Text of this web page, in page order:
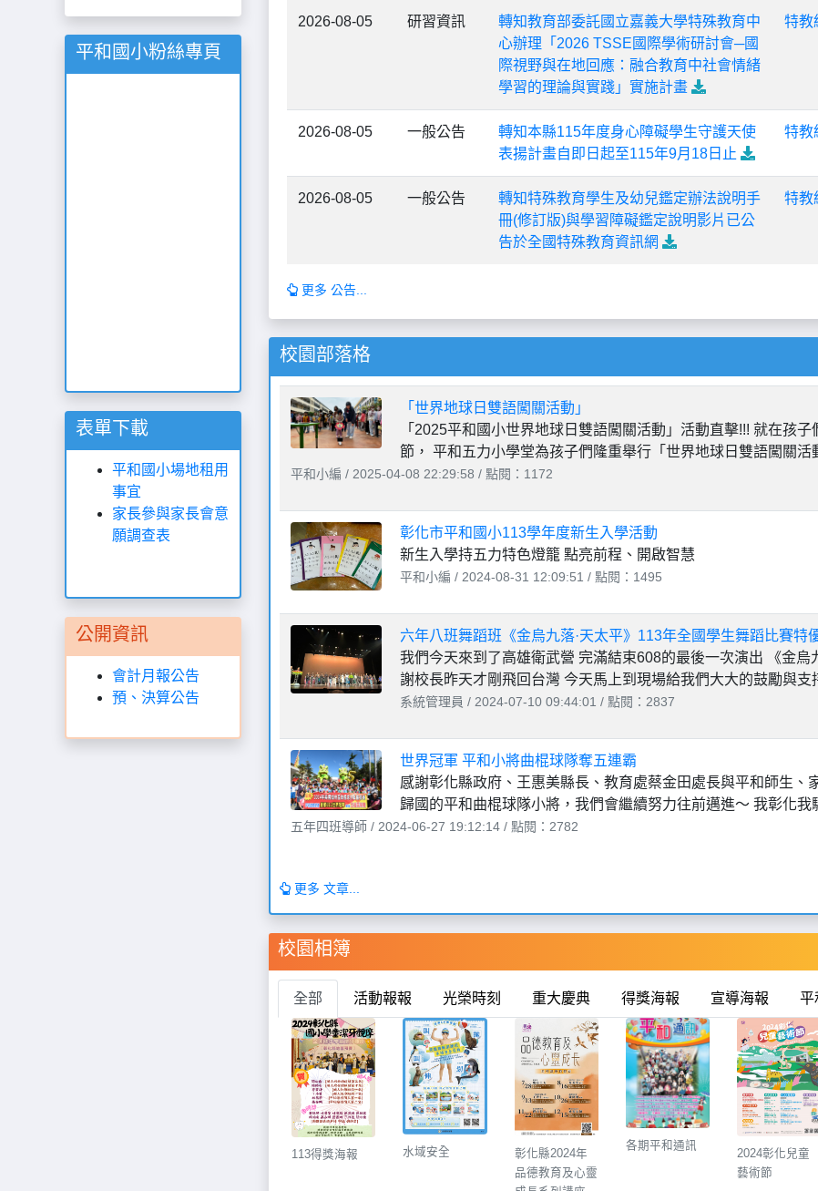
平和國小粉絲專頁
表單下載
平和國小場地租用
事宜
家長參與家長會意
願調查表
公開資訊
會計月報公告
預、決算公告
2026-08-05 研習資訊
轉知教育部委託國立嘉義大學特殊教育中
心辦理「2026 TSSE國際學術研討會─國
際視野與在地回應：融合教育中社會情緒
學習的理論與實踐」實施計畫
特教
2026-08-05 一般公告
轉知本縣115年度身心障礙學生守護天使
表揚計畫自即日起至115年9月18日止
特教
2026-08-05 一般公告
轉知特殊教育學生及幼兒鑑定辦法說明手
冊(修訂版)與學習障礙鑑定說明影片已公
告於全國特殊教育資訊網
特教
更多 公告...
校園部落格
「世界地球日雙語闖關活動」
「2025平和國小世界地球日雙語闖關活動」活動直擊!!! 就在孩
節， 平和五力小學堂為孩子們隆重舉行「世界地球日雙語闖關活
平和小編 / 2025-04-08 22:29:58 / 點閱：1172
彰化市平和國小113學年度新生入學活動
新生入學持五力特色燈籠 點亮前程、開啟智慧
平和小編 / 2024-08-31 12:09:51 / 點閱：1495
六年八班舞蹈班《金烏九落·天太平》113年全國學生舞蹈比賽特
我們今天來到了高雄衛武營 完滿結束608的最後一次演出 《金烏
謝校長昨天才剛飛回台灣 今天馬上到現場給我們大大的鼓勵與支
系統管理員 / 2024-07-10 09:44:01 / 點閱：2837
世界冠軍 平和小將曲棍球隊奪五連霸
感謝彰化縣政府、王惠美縣長、教育處蔡金田處長與平和師生、
歸國的平和曲棍球隊小將，我們會繼續努力往前邁進～ 我彰化我
五年四班導師 / 2024-06-27 19:12:14 / 點閱：2782
更多 文章...
校園相簿
全部 活動報報 光榮時刻 重大慶典 得獎海報 宣導海報 平
113得獎海報 水域安全
彰化縣2024年
品德教育及心靈
各期平和通訊
2024彰化兒童
藝術節